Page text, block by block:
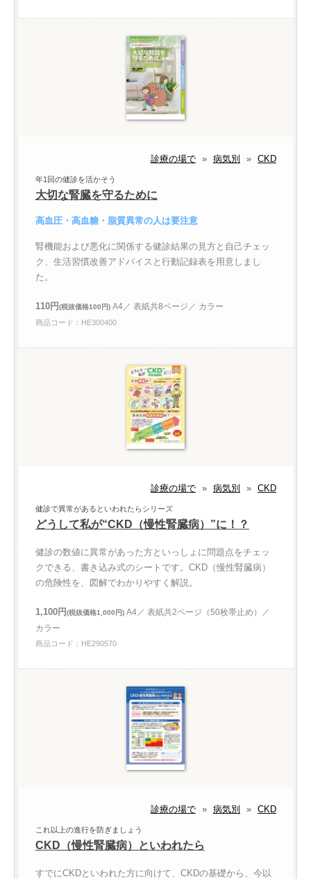
診療の場で » 病気別 » CKD
年1回の健診を活かそう
大切な腎臓を守るために
高血圧・高血糖・脂質異常の人は要注意
腎機能および悪化に関係する健診結果の見方と自己チェッ
ク、生活習慣改善アドバイスと行動記録表を用意しまし
た。
110円(税抜価格100円) A4／ 表紙共8ページ／ カラー
商品コード：HE300400
診療の場で » 病気別 » CKD
健診で異常があるといわれたらシリーズ
どうして私が“CKD（慢性腎臓病）”に！？
健診の数値に異常があった方といっしょに問題点をチェッ
クできる、書き込み式のシートです。CKD（慢性腎臓病）
の危険性を、図解でわかりやすく解説。
1,100円(税抜価格1,000円) A4／ 表紙共2ページ（50枚帯止め）／
カラー
商品コード：HE290570
診療の場で » 病気別 » CKD
これ以上の進行を防ぎましょう
CKD（慢性腎臓病）といわれたら
すでにCKDといわれた方に向けて、CKDの基礎から、今以